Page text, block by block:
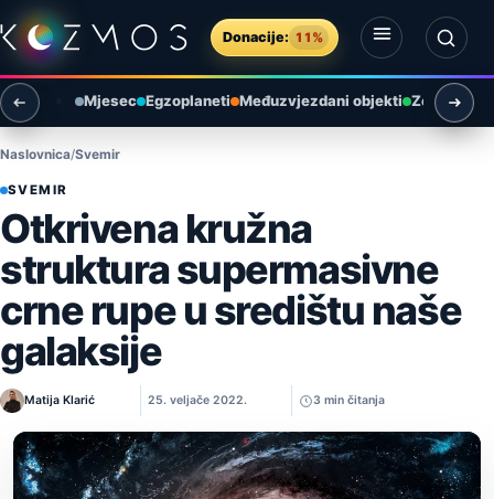
Preskoči na sadržaj
Donacije: 11%
Otvori izbornik
Otvori pretragu
Mjesec Egzoplaneti Međuzvjezdani objekti Zemlja i
Naslovnica Svemir
SVEMIR
Otkrivena kružna
struktura supermasivne
crne rupe u središtu naše
galaksije
Matija Klarić 25. veljače 2022. 3 min čitanja